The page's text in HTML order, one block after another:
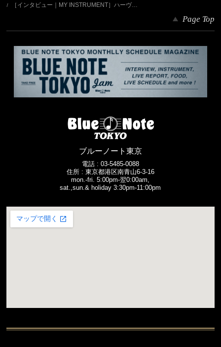
［インタビュー｜MY INSTRUMENT］ハーヴ…
Page Top
ブルーノート東京
電話 : 03-5485-0088
住所 : 東京都港区南青山6-3-16
mon.-fri. 5:00pm-翌0:00am,
sat.,sun.& holiday 3:30pm-11:00pm